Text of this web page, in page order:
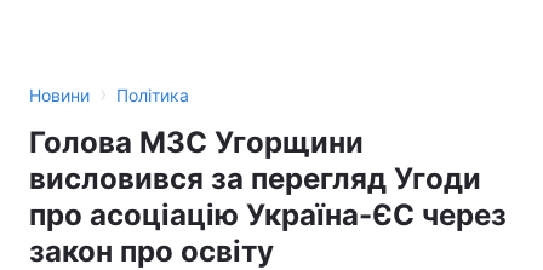
Новини › Політика
Голова МЗС Угорщини
висловився за перегляд Угоди
про асоціацію Україна-ЄС через
закон про освіту